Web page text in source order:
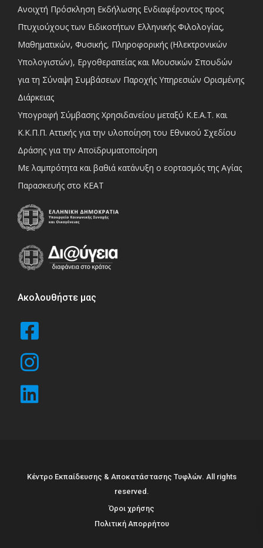
Ανοιχτή Πρόσκληση Εκδήλωσης Ενδιαφέροντος προς
Πτυχιούχους των Ειδικοτήτων Ελληνικής Φιλολογίας,
Μαθηματικών, Φυσικής, Πληροφορικής (Ηλεκτρονικών
Υπολογιστών), Εργοθεραπείας και Μουσικών Σπουδών
για τη Σύναψη Συμβάσεων Παροχής Υπηρεσιών Ορισμένης
Διάρκειας
Υπογραφή Σύμβασης Χρησιδανείου μεταξύ Κ.Ε.Α.Τ. και
Κ.Κ.Π.Π. Αττικής για την υλοποίηση του Εθνικού Σχεδίου
Δράσης για την Αποϊδρυματοποίηση
Με λαμπρότητα και βαθιά κατάνυξη ο εορτασμός της Αγίας
Παρασκευής στο ΚΕΑΤ
Ακολουθήστε μας
Κέντρο Εκπαίδευσης & Αποκατάστασης Τυφλών. All rights
reserved.
Όροι χρήσης
Πολιτική Απορρήτου